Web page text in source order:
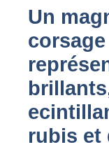
Un
rubis et